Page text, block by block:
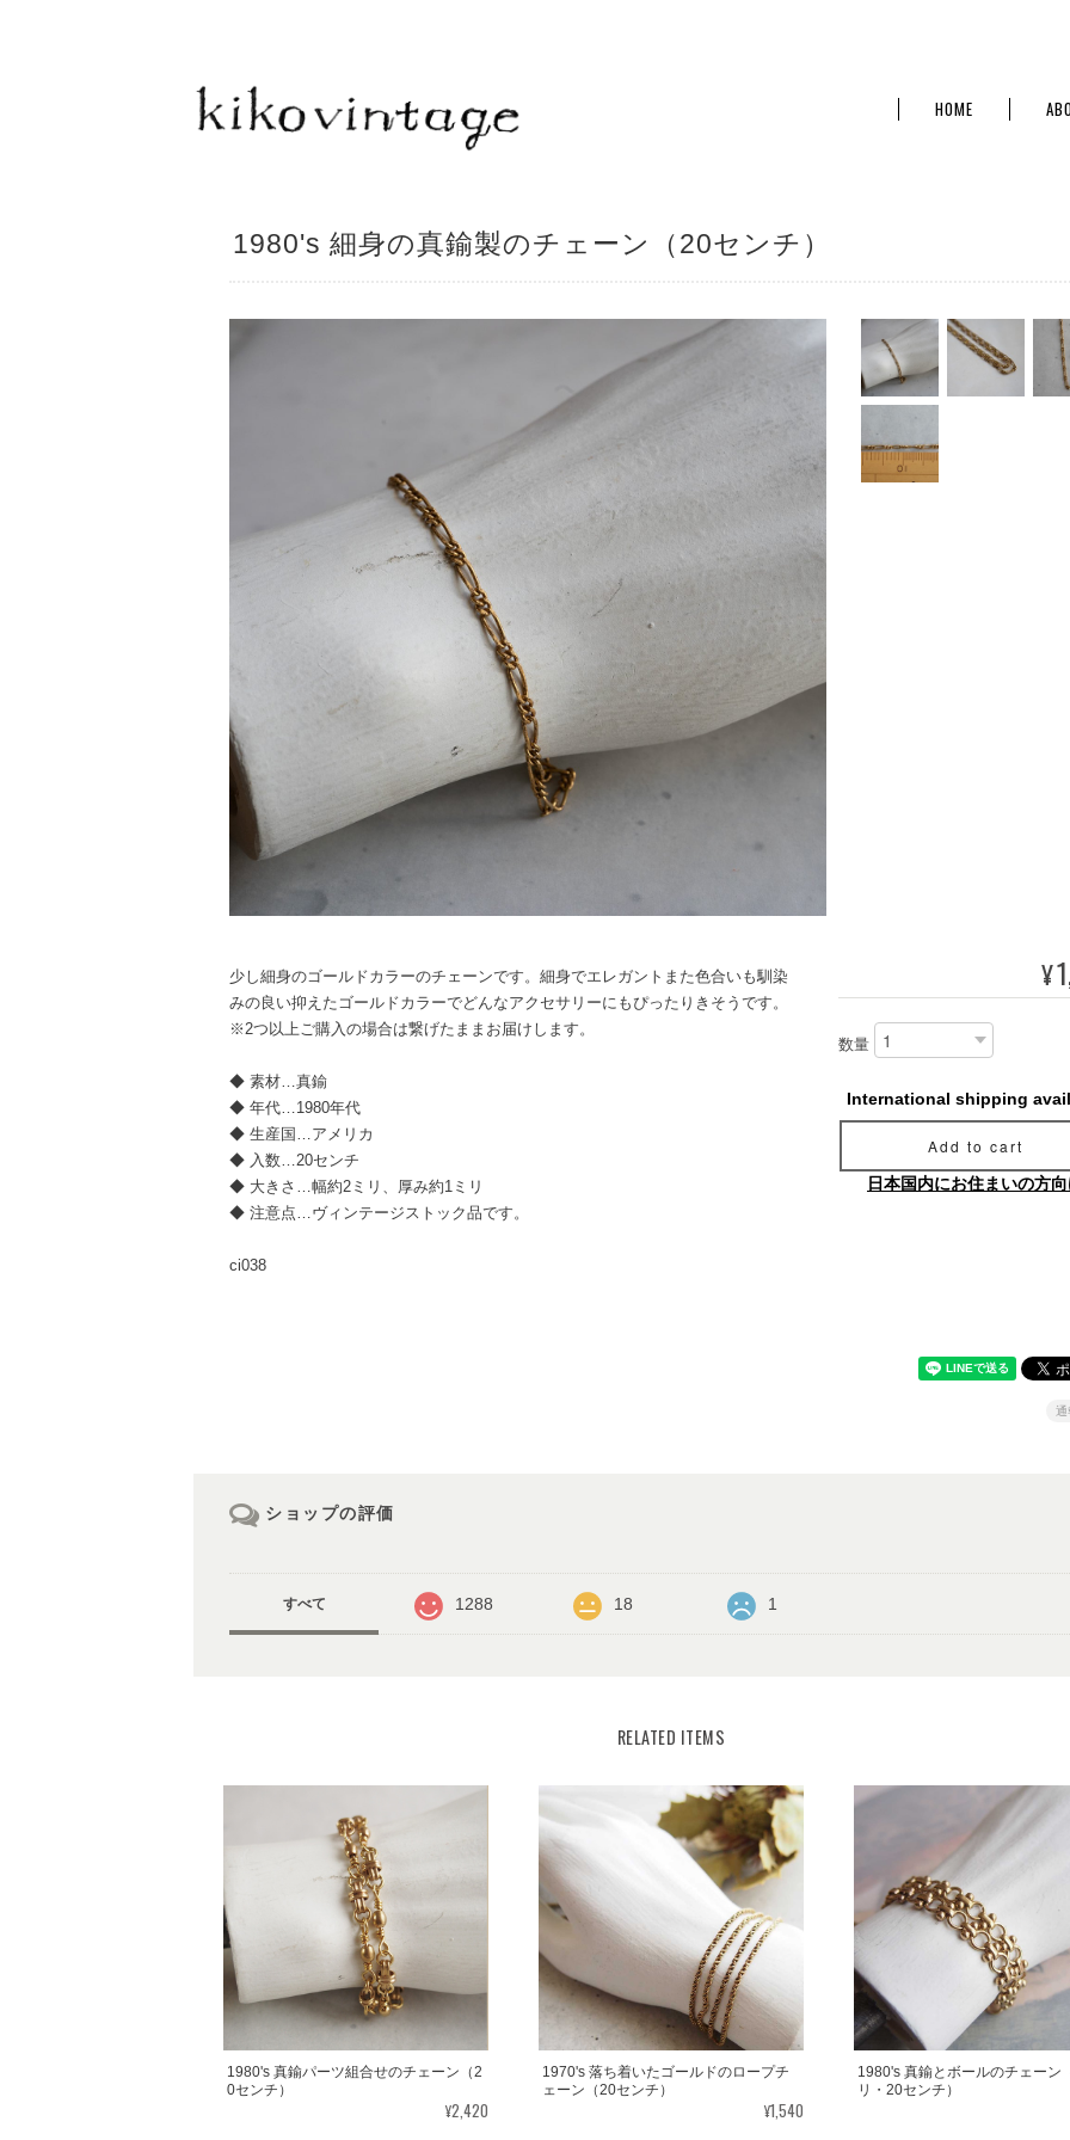
HOME
1980's 細身の真鍮製のチェーン（20センチ）
少し細身のゴールドカラーのチェーンです。細身でエレガントまた色合いも馴染
みの良い抑えたゴールドカラーでどんなアクセサリーにもぴったりきそうです。
※2つ以上ご購入の場合は繋げたままお届けします。
◆ 素材…真鍮
◆ 年代…1980年代
◆ 生産国…アメリカ
◆ 入数…20センチ
◆ 大きさ…幅約2ミリ、厚み約1ミリ
◆ 注意点…ヴィンテージストック品です。
ci038
¥
数量
International shipping
Add to cart
日本国内にお住まいの方
通
ショップの評価
すべて 1288 18 1
RELATED ITEMS
1980's 真鍮パーツ組合せのチェーン（2
0センチ）
¥2,420
1970's 落ち着いたゴールドのロープチ
ェーン（20センチ）
¥1,540
1980's 真鍮とボールのチェーン
リ・20センチ）